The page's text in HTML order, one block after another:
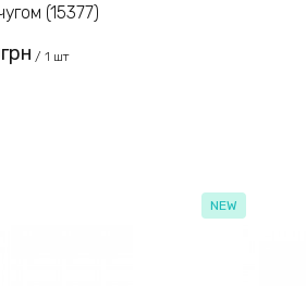
(15377)
/ 1 шт
NEW